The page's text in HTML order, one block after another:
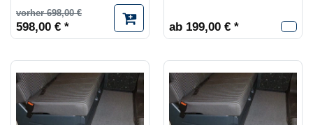
vorher 698,00 €
598,00 € * ab 199,00 € *